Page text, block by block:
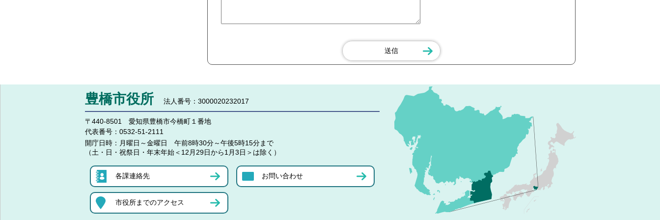
豊橋市役所 法人番号：3000020232017
〒440-8501 愛知県豊橋市今橋町１番地
代表番号： 0532-51-2111
開庁日時： 月曜日～金曜日 午前8時30分～午後5時15分まで
（土・日・祝祭日・年末年始＜12月29日から1月3日＞は除く）
各課連絡先 お問い合わせ
市役所までのアクセス